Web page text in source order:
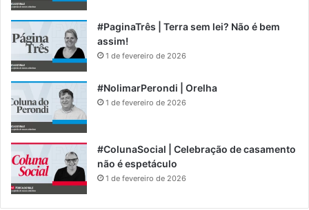
#PaginaTrês | Terra sem lei? Não é bem
assim!
1 de fevereiro de 2026
#NolimarPerondi | Orelha
1 de fevereiro de 2026
#ColunaSocial | Celebração de casamento
não é espetáculo
1 de fevereiro de 2026